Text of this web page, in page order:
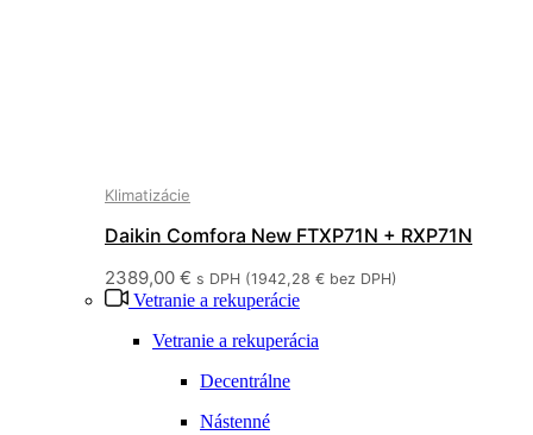
Klimatizácie
Daikin Comfora New FTXP71N + RXP71N
2389,00 € s DPH (1942,28 € bez DPH)
Vetranie a rekuperácie
Vetranie a rekuperácia
Decentrálne
Nástenné